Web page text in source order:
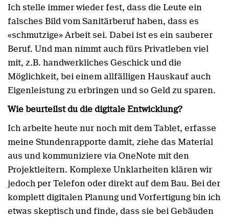
Ich stelle immer wieder fest, dass die Leute ein
falsches Bild vom Sanitärberuf haben, dass es
«schmutzige» Arbeit sei. Dabei ist es ein sauberer
Beruf. Und man nimmt auch fürs Privatleben viel
mit, z.B. handwerkliches Geschick und die
Möglichkeit, bei einem allfälligen Hauskauf auch
Eigenleistung zu erbringen und so Geld zu sparen.
Wie beurteilst du die digitale Entwicklung?
Ich arbeite heute nur noch mit dem Tablet, erfasse
meine Stundenrapporte damit, ziehe das Material
aus und kommuniziere via OneNote mit den
Projektleitern. Komplexe Unklarheiten klären wir
jedoch per Telefon oder direkt auf dem Bau. Bei der
komplett digitalen Planung und Vorfertigung bin ich
etwas skeptisch und finde, dass sie bei Gebäuden